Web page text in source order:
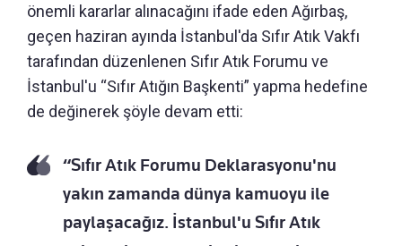
önemli kararlar alınacağını ifade eden Ağırbaş,
geçen haziran ayında İstanbul'da Sıfır Atık Vakfı
tarafından düzenlenen Sıfır Atık Forumu ve
İstanbul'u “Sıfır Atığın Başkenti” yapma hedefine
de değinerek şöyle devam etti:
“Sıfır Atık Forumu Deklarasyonu'nu
yakın zamanda dünya kamuoyu ile
paylaşacağız. İstanbul'u Sıfır Atık